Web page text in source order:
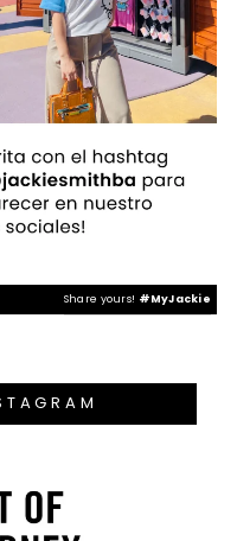
Share yours! #MyJackie